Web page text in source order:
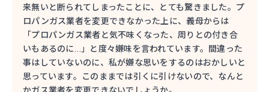
来無いと断られてしまったことに、とても驚きました。プ
ロパンガス業者を変更できなかった上に、義母からは
「プロパンガス業者と気不味くなった、周りとの付き合
いもあるのに…」と度々嫌味を言われています。間違った
事はしていないのに、私が嫌な思いをするのはおかしいと
思っています。このままでは引くに引けないので、なんと